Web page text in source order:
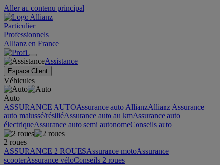
Aller au contenu principal
Particulier
Professionnels
Allianz en France
Assistance
Espace Client
Véhicules
Auto
ASSURANCE AUTOAssurance auto AllianzAllianz Assurance
auto malussé/résiliéAssurance auto au kmAssurance auto
électriqueAssurance auto semi autonomeConseils auto
2 roues
ASSURANCE 2 ROUESAssurance motoAssurance
scooterAssurance véloConseils 2 roues